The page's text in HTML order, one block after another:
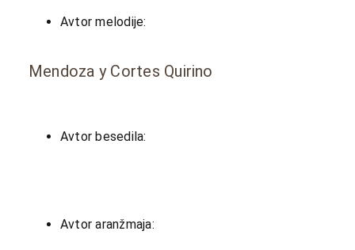
Avtor melodije:
Mendoza y Cortes Quirino
Avtor besedila:
Avtor aranžmaja: